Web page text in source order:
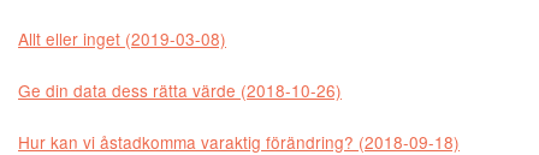
Allt eller inget (2019-03-08)
Ge din data dess rätta värde (2018-10-26)
Hur kan vi åstadkomma varaktig förändring? (2018-09-18)